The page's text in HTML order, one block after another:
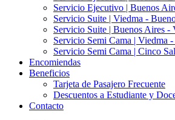
Servicio Ejecutivo | Buenos
Servicio Suite | Viedma -
Servicio Suite | Buenos Aires -
Servicio Semi Cama | Viedma
Servicio Semi Cama | Cinco
Encomiendas
Beneficios
Tarjeta de Pasajero Frecuente
Descuentos a Estudiante y
Contacto